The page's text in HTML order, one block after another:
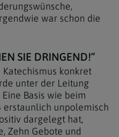
war schon die
SIE DRINGEND!“
konkret
unter der Leitung
Basis wie beim
erstaunlich unpolemisch
dargelegt hat,
Zehn Gebote und